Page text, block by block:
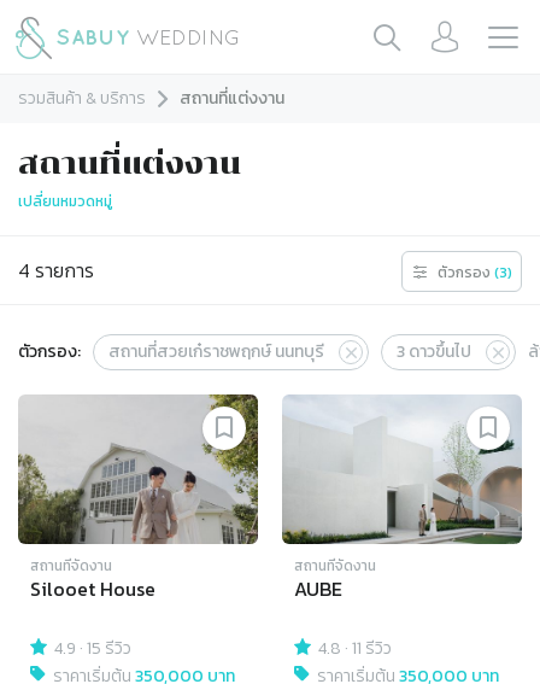
รวมสินค้า & บริการ สถานที่แต่งงาน
สถานที่แต่งงาน
เปลี่ยนหมวดหมู่
4 รายการ ตัวกรอง (3)
ตัวกรอง: สถานที่สวยเก๋ราชพฤกษ์ นนทบุรี 3ดาวขึ้นไป
สถานที่จัดงาน
Silooet House
4.9 ·15 รีวิว
ราคาเริ่มต้น350,000 บาท
สถานที่จัดงาน
AUBE
4.8 ·11 รีวิว
ราคาเริ่มต้น350,000 บาท